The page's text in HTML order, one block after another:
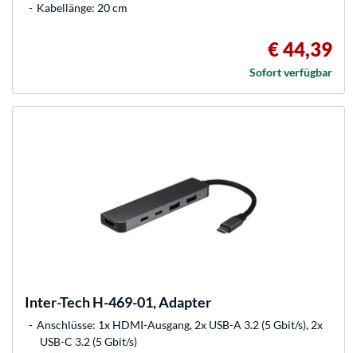
Kabellänge: 20 cm
€ 44,39
Sofort verfügbar
Inter-TechH-469-01, Adapter
Anschlüsse: 1x HDMI-Ausgang, 2x USB-A 3.2 (5 Gbit/s), 2x
USB-C 3.2 (5 Gbit/s)